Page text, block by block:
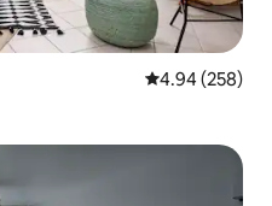
從 258 則評價
4.94 (258)